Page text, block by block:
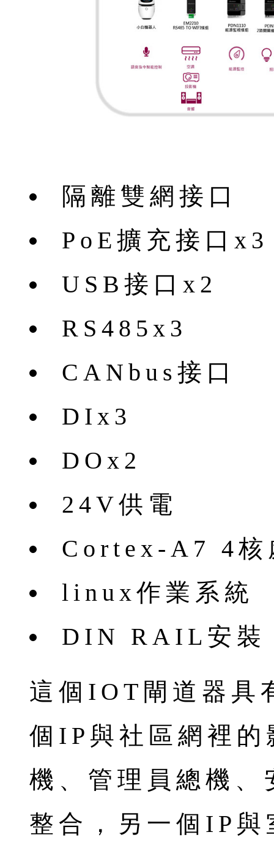
隔離雙網接口
PoE擴充接口x3
USB接口x2
RS485x3
CANbus接口
DIx3
DOx2
24V供電
Cortex-A7 4核
linux作業系統
DIN RAIL安裝
這個IOT閘道器具
個IP與社區網裡
機、管理員總機
整合，另一個IP